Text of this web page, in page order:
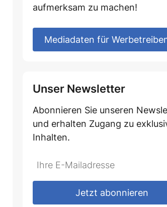
aufmerksam zu machen!
Mediadaten für
Unser Newsletter
Abonnieren Sie unseren
und erhalten Zugang zu
Inhalten.
Do
this
*Ihre
Mailadresse:Jetzt abonnieren